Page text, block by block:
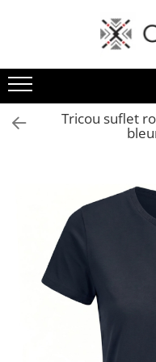
Toate produsele
Tricouri
Tricouri bărbați
Tricouri damă
Tricouri sport tehnice
Bluze si hanorace
Bluze si hanorace bărbați
Bluze si hanorace damă
Bluze de trening | Bluze
Tricou suflet